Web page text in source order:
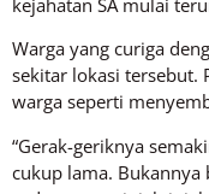
kejahatan SA mulai
Warga yang curiga
sekitar lokasi tersebut.
warga seperti
“Gerak-geriknya
cukup lama.